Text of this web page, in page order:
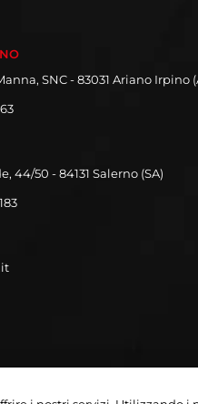
SNC - 83031 Ariano Irpino
44/50 - 84131 Salerno (SA)